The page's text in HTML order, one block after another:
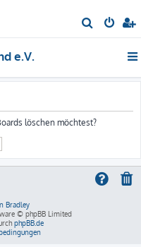
u
e.V.
löschen möchtest?
Bradley
© phpBB Limited
phpBB.de